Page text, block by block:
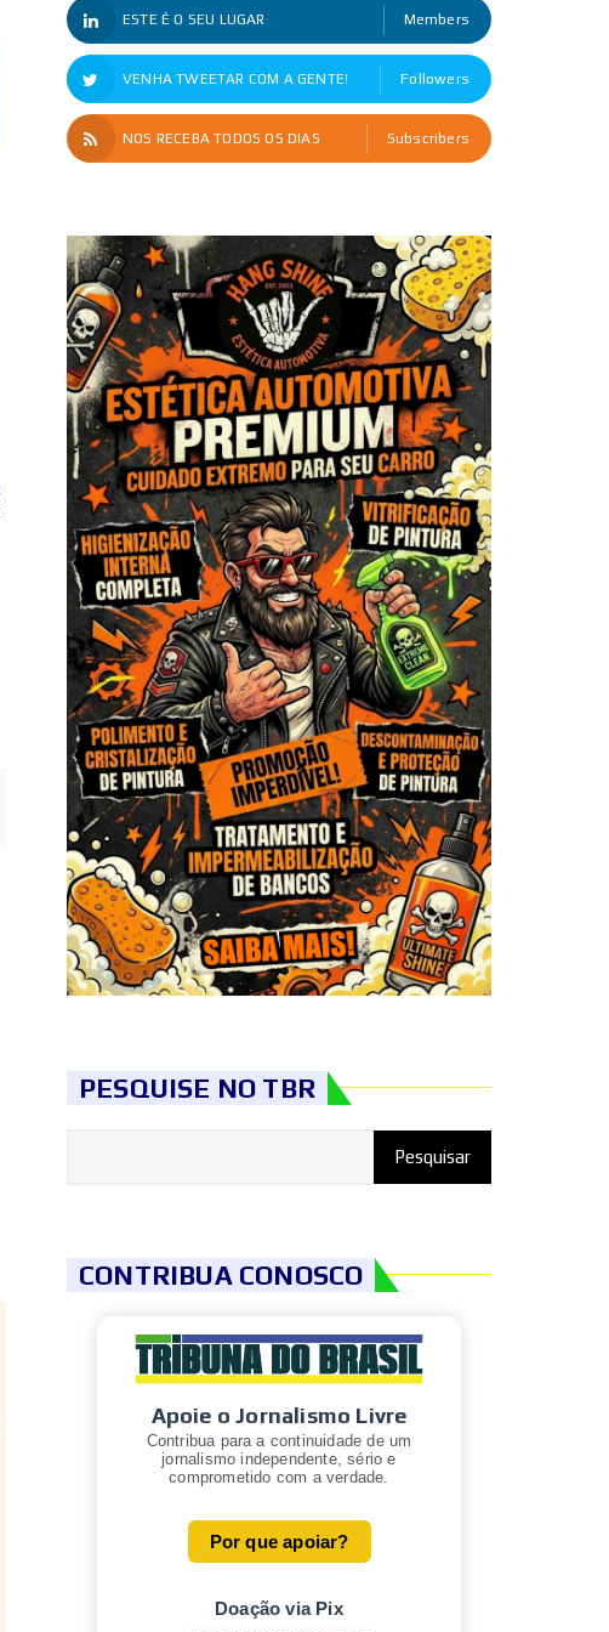
ESTE É O SEU LUGAR Members
VENHA TWEETAR COM A GENTE! Followers
NOS RECEBA TODOS OS DIAS Subscribers
PESQUISE NO TBR
CONTRIBUA CONOSCO
Apoie o Jornalismo Livre
Contribua para a continuidade de um
jornalismo independente, sério e
comprometido com a verdade.
Por que apoiar?
Doação via Pix